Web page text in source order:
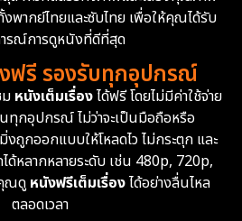
16
61
213
พากย์ไทยและซับไทย เพื่อให้คุณได้รับ
รณ์การดูหนังที่ดีที่สุด
ฟรี รองรับทุกอุปกรณ์
หนังเต็มเรื่องได้ฟรี โดยไม่มีค่าใช้จ่าย
ทุกอุปกรณ์ ไม่ว่าจะเป็นมือถือหรือ
ถูกออกแบบให้โหลดไว ไม่กระตุก และ
ด้หลากหลายระดับ เช่น 480p, 720p,
ณดู หนังฟรีเต็มเรื่องได้อย่างลื่นไหล
ตลอดเวลา